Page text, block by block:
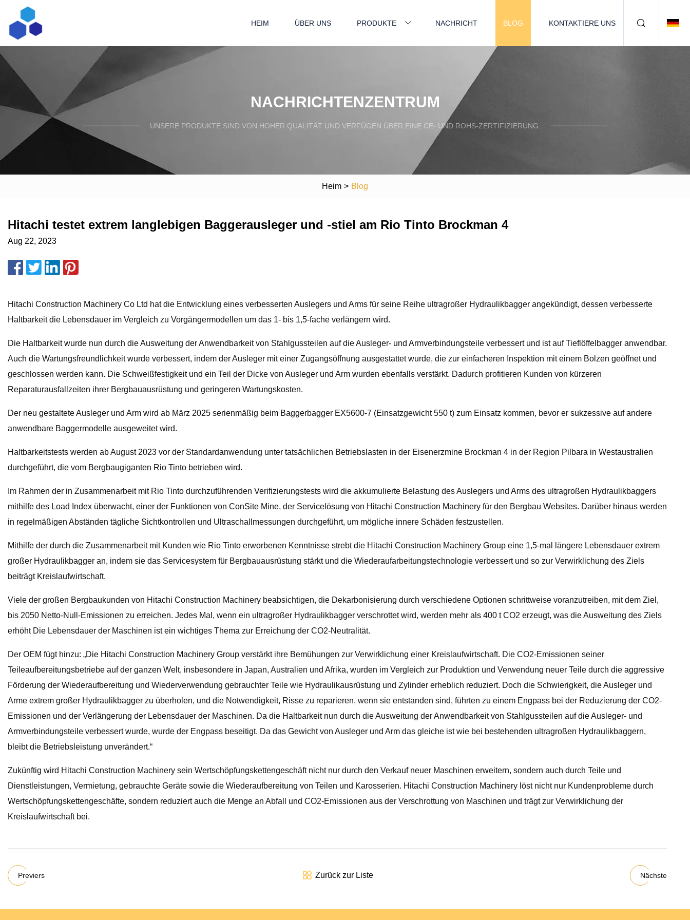
HEIM ÜBER UNS PRODUKTE NACHRICHT BLOG KONTAKTIERE UNS
NACHRICHTENZENTRUM
UNSERE PRODUKTE SIND VON HOHER QUALITÄT UND VERFÜGEN ÜBER EINE CE- UND ROHS-ZERTIFIZIERUNG.
Heim > Blog
Hitachi testet extrem langlebigen Baggerausleger und -stiel am Rio Tinto Brockman 4
Aug 22, 2023
Hitachi Construction Machinery Co Ltd hat die Entwicklung eines verbesserten Auslegers und Arms für seine Reihe ultragroßer Hydraulikbagger angekündigt, dessen verbesserte
Haltbarkeit die Lebensdauer im Vergleich zu Vorgängermodellen um das 1- bis 1,5-fache verlängern wird.
Die Haltbarkeit wurde nun durch die Ausweitung der Anwendbarkeit von Stahlgussteilen auf die Ausleger- und Armverbindungsteile verbessert und ist auf Tieflöffelbagger anwendbar.
Auch die Wartungsfreundlichkeit wurde verbessert, indem der Ausleger mit einer Zugangsöffnung ausgestattet wurde, die zur einfacheren Inspektion mit einem Bolzen geöffnet und
geschlossen werden kann. Die Schweißfestigkeit und ein Teil der Dicke von Ausleger und Arm wurden ebenfalls verstärkt. Dadurch profitieren Kunden von kürzeren
Reparaturausfallzeiten ihrer Bergbauausrüstung und geringeren Wartungskosten.
Der neu gestaltete Ausleger und Arm wird ab März 2025 serienmäßig beim Baggerbagger EX5600-7 (Einsatzgewicht 550 t) zum Einsatz kommen, bevor er sukzessive auf andere
anwendbare Baggermodelle ausgeweitet wird.
Haltbarkeitstests werden ab August 2023 vor der Standardanwendung unter tatsächlichen Betriebslasten in der Eisenerzmine Brockman 4 in der Region Pilbara in Westaustralien
durchgeführt, die vom Bergbaugiganten Rio Tinto betrieben wird.
Im Rahmen der in Zusammenarbeit mit Rio Tinto durchzuführenden Verifizierungstests wird die akkumulierte Belastung des Auslegers und Arms des ultragroßen Hydraulikbaggers
mithilfe des Load Index überwacht, einer der Funktionen von ConSite Mine, der Servicelösung von Hitachi Construction Machinery für den Bergbau Websites. Darüber hinaus werden
in regelmäßigen Abständen tägliche Sichtkontrollen und Ultraschallmessungen durchgeführt, um mögliche innere Schäden festzustellen.
Mithilfe der durch die Zusammenarbeit mit Kunden wie Rio Tinto erworbenen Kenntnisse strebt die Hitachi Construction Machinery Group eine 1,5-mal längere Lebensdauer extrem
großer Hydraulikbagger an, indem sie das Servicesystem für Bergbauausrüstung stärkt und die Wiederaufarbeitungstechnologie verbessert und so zur Verwirklichung des Ziels
beiträgt Kreislaufwirtschaft.
Viele der großen Bergbaukunden von Hitachi Construction Machinery beabsichtigen, die Dekarbonisierung durch verschiedene Optionen schrittweise voranzutreiben, mit dem Ziel,
bis 2050 Netto-Null-Emissionen zu erreichen. Jedes Mal, wenn ein ultragroßer Hydraulikbagger verschrottet wird, werden mehr als 400 t CO2 erzeugt, was die Ausweitung des Ziels
erhöht Die Lebensdauer der Maschinen ist ein wichtiges Thema zur Erreichung der CO2-Neutralität.
Der OEM fügt hinzu: „Die Hitachi Construction Machinery Group verstärkt ihre Bemühungen zur Verwirklichung einer Kreislaufwirtschaft. Die CO2-Emissionen seiner
Teileaufbereitungsbetriebe auf der ganzen Welt, insbesondere in Japan, Australien und Afrika, wurden im Vergleich zur Produktion und Verwendung neuer Teile durch die aggressive
Förderung der Wiederaufbereitung und Wiederverwendung gebrauchter Teile wie Hydraulikausrüstung und Zylinder erheblich reduziert. Doch die Schwierigkeit, die Ausleger und
Arme extrem großer Hydraulikbagger zu überholen, und die Notwendigkeit, Risse zu reparieren, wenn sie entstanden sind, führten zu einem Engpass bei der Reduzierung der CO2-
Emissionen und der Verlängerung der Lebensdauer der Maschinen. Da die Haltbarkeit nun durch die Ausweitung der Anwendbarkeit von Stahlgussteilen auf die Ausleger- und
Armverbindungsteile verbessert wurde, wurde der Engpass beseitigt. Da das Gewicht von Ausleger und Arm das gleiche ist wie bei bestehenden ultragroßen Hydraulikbaggern,
bleibt die Betriebsleistung unverändert.“
Zukünftig wird Hitachi Construction Machinery sein Wertschöpfungskettengeschäft nicht nur durch den Verkauf neuer Maschinen erweitern, sondern auch durch Teile und
Dienstleistungen, Vermietung, gebrauchte Geräte sowie die Wiederaufbereitung von Teilen und Karosserien. Hitachi Construction Machinery löst nicht nur Kundenprobleme durch
Wertschöpfungskettengeschäfte, sondern reduziert auch die Menge an Abfall und CO2-Emissionen aus der Verschrottung von Maschinen und trägt zur Verwirklichung der
Kreislaufwirtschaft bei.
Previers Zurück zur Liste Nächste